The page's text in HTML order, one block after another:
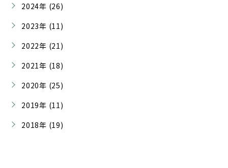
2024年 (26)
2023年 (11)
2022年 (21)
2021年 (18)
2020年 (25)
2019年 (11)
2018年 (19)